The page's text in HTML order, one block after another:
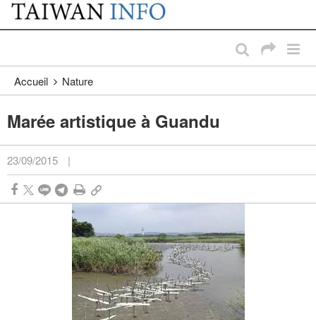
Passer au contenu principal
:::
Accueil Nature
Marée artistique à Guandu
23/09/2015 |